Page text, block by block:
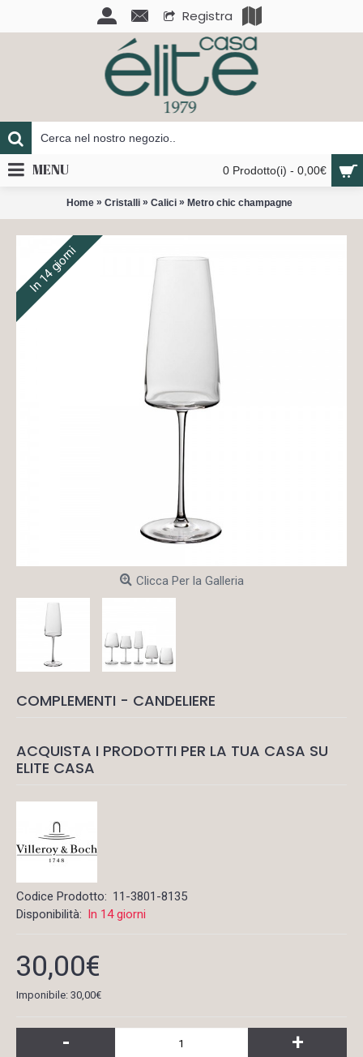
Registra
0 Prodotto(i) - 0,00€
MENU
Home » Cristalli » Calici » Metro chic champagne
In 14 giorni
Clicca Per la Galleria
COMPLEMENTI - CANDELIERE
ACQUISTA I PRODOTTI PER LA TUA CASA SU
ELITE CASA
Codice Prodotto: 11-3801-8135
Disponibilità: In 14 giorni
30,00€
Imponibile: 30,00€
- +